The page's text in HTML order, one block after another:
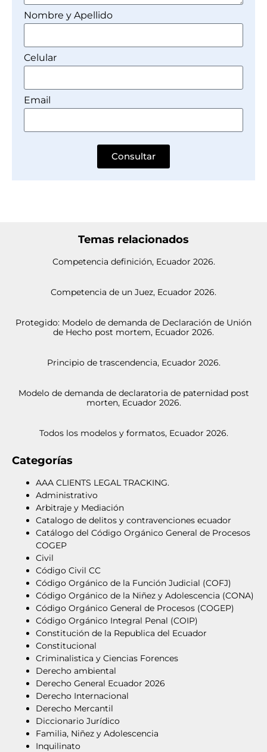
Nombre y Apellido
Celular
Email
Consultar
Temas relacionados
Competencia definición, Ecuador 2026.
Competencia de un Juez, Ecuador 2026.
Protegido: Modelo de demanda de Declaración de Unión
de Hecho post mortem, Ecuador 2026.
Principio de trascendencia, Ecuador 2026.
Modelo de demanda de declaratoria de paternidad post
morten, Ecuador 2026.
Todos los modelos y formatos, Ecuador 2026.
Categorías
AAA CLIENTS LEGAL TRACKING.
Administrativo
Arbitraje y Mediación
Catalogo de delitos y contravenciones ecuador
Catálogo del Código Orgánico General de Procesos
COGEP
Civil
Código Civil CC
Código Orgánico de la Función Judicial (COFJ)
Código Orgánico de la Niñez y Adolescencia (CONA)
Código Orgánico General de Procesos (COGEP)
Código Orgánico Integral Penal (COIP)
Constitución de la Republica del Ecuador
Constitucional
Criminalistica y Ciencias Forences
Derecho ambiental
Derecho General Ecuador 2026
Derecho Internacional
Derecho Mercantil
Diccionario Jurídico
Familia, Niñez y Adolescencia
Inquilinato